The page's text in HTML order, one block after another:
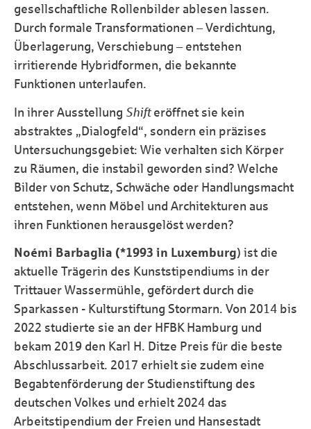
gesellschaftliche Rollenbilder ablesen lassen.
Durch formale Transformationen – Verdichtung,
Überlagerung, Verschiebung – entstehen
irritierende Hybridformen, die bekannte
Funktionen unterlaufen.
In ihrer Ausstellung Shifteröffnet sie kein
abstraktes „Dialogfeld“, sondern ein präzises
Untersuchungsgebiet: Wie verhalten sich Körper
zu Räumen, die instabil geworden sind? Welche
Bilder von Schutz, Schwäche oder Handlungsmacht
entstehen, wenn Möbel und Architekturen aus
ihren Funktionen herausgelöst werden?
Noémi Barbaglia (*1993 in Luxemburg) ist die
aktuelle Trägerin des Kunststipendiums in der
Trittauer Wassermühle, gefördert durch die
Sparkassen - Kulturstiftung Stormarn. Von 2014 bis
2022 studierte sie an der HFBK Hamburg und
bekam 2019 den Karl H. Ditze Preis für die beste
Abschlussarbeit. 2017 erhielt sie zudem eine
Begabtenförderung der Studienstiftung des
deutschen Volkes und erhielt 2024 das
Arbeitstipendium der Freien und Hansestadt